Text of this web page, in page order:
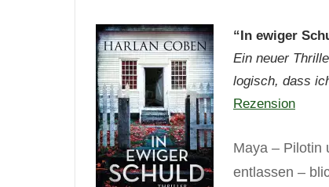
“In ewiger
Ein neuer
logisch, dass
Rezension
Maya – Pilotin
entlassen –